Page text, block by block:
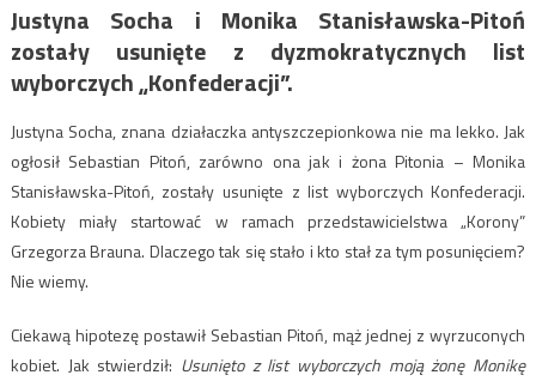
Justyna Socha i Monika Stanisławska-Pitoń
zostały usunięte z dyzmokratycznych list
wyborczych „Konfederacji”.
Justyna Socha, znana działaczka antyszczepionkowa nie ma lekko. Jak
ogłosił Sebastian Pitoń, zarówno ona jak i żona Pitonia – Monika
Stanisławska-Pitoń, zostały usunięte z list wyborczych Konfederacji.
Kobiety miały startować w ramach przedstawicielstwa „Korony”
Grzegorza Brauna. Dlaczego tak się stało i kto stał za tym posunięciem?
Nie wiemy.
Ciekawą hipotezę postawił Sebastian Pitoń, mąż jednej z wyrzuconych
kobiet. Jak stwierdził: Usunięto z list wyborczych moją żonę Monikę